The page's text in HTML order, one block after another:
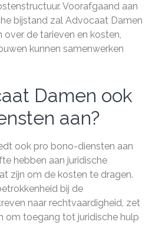
Voorafgaand aan
bijstand zal Advocaat Damen
over de tarieven en kosten,
kunnen samenwerken
Damen ook
aan?
ook pro bono-diensten aan
hebben aan juridische
zijn om de kosten te dragen.
bij de
naar rechtvaardigheid, zet
om toegang tot juridische hulp